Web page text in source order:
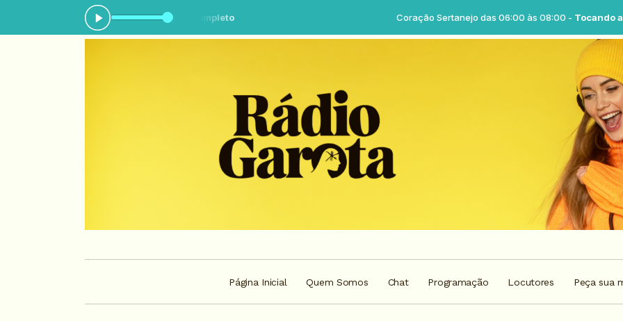
agora: No break - Completo Coração Sertanejo das 06:00 às 08:00 -Tocando agora: No break
Página Inicial Quem Somos Chat Programação Locutores Peça sua